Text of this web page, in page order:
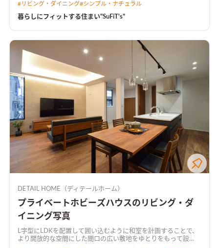
時短にも繋がり、家族時間が増えていきます。
#リビング・ダイニング#シンプル・ナチュラル
暮らしにフィットする住まい"SuFiT's"
DETAIL HOME（ディテールホーム）
プライベートホビーズハウスのリビング・ダ
イニング写真
L字型にLDKを配置して囲い込むように和室を計画することで、
より開放的な空間にした 間口の広い敷地をゆとりをもって設